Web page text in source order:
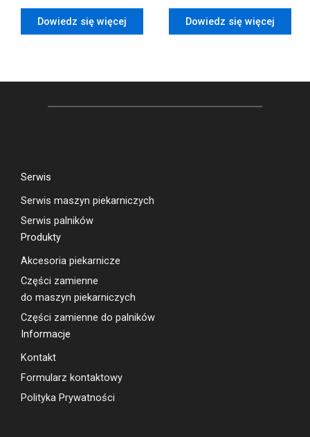
Dowiedz się więcej Dowiedz się więcej
Serwis
Serwis maszyn piekarniczych
Serwis palników
Produkty
Akcesoria piekarnicze
Części zamienne
do maszyn piekarniczych
Części zamienne do palników
Informacje
Kontakt
Formularz kontaktowy
Polityka Prywatności